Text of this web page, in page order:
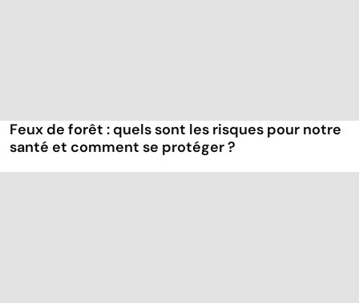
Feux de forêt : quels sont les risques pour notre
santé et comment se protéger ?